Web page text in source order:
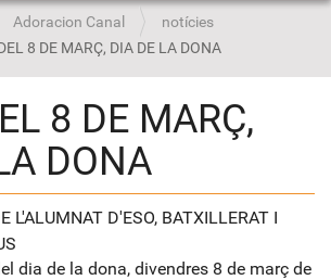
Adoracion Canal
notícies
8 DE MARÇ, DIA DE LA DONA
8 DE MARÇ,
DONA
L'ALUMNAT D'ESO, BATXILLERAT I
dia de la dona, divendres 8 de març de